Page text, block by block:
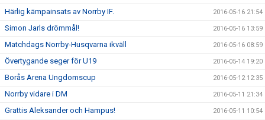
Härlig kämpainsats av Norrby IF. 2016-05-16 21:54
Simon Jarls drömmål! 2016-05-16 13:59
Matchdags Norrby-Husqvarna ikväll 2016-05-16 08:59
Övertygande seger för U19 2016-05-14 19:20
Borås Arena Ungdomscup 2016-05-12 12:35
Norrby vidare i DM 2016-05-11 21:34
Grattis Aleksander och Hampus! 2016-05-11 10:54